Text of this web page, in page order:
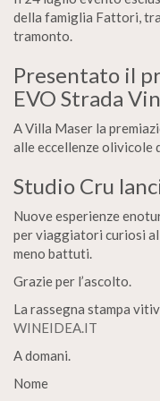
della famiglia Fattori,
tramonto.
Presentato il
EVO Strada
A Villa Maser la
alle eccellenze
Studio Cru
Nuove esperienze
per viaggiatori curiosi
meno battuti.
Grazie per l’ascolto.
La rassegna stampa
WINEIDEA.IT
A domani.
Nome